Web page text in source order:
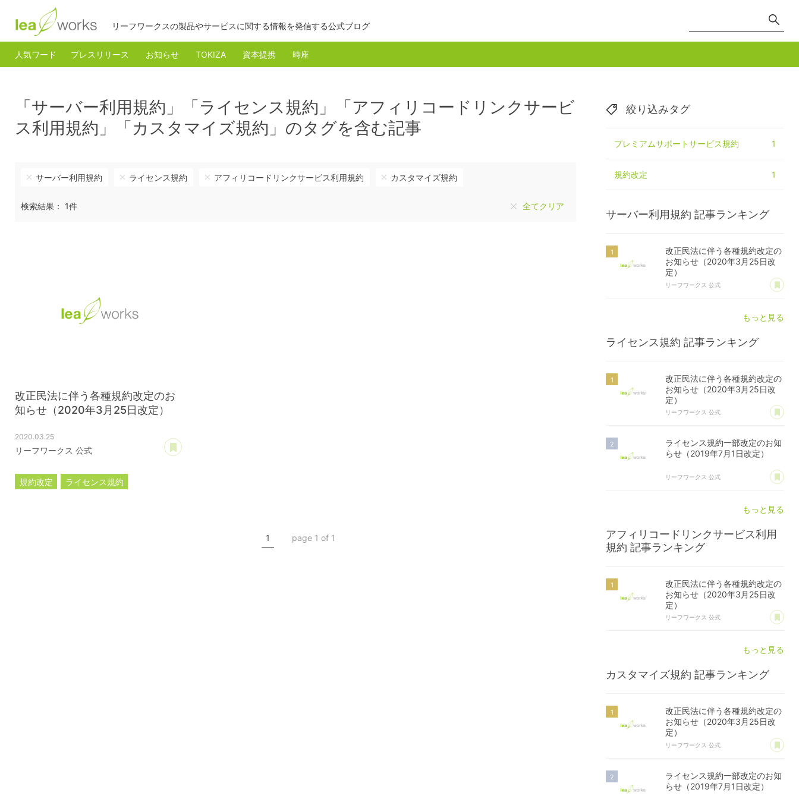
リーフワークスの製品やサービスに関する情報を発信する公式ブログ
人気ワード プレスリリース お知らせ TOKIZA 資本提携 時座
「サーバー利用規約」「ライセンス規約」「アフィリコードリンクサービ
ス利用規約」「カスタマイズ規約」のタグを含む記事
サーバー利用規約 ライセンス規約 アフィリコードリンクサービス利用規約 カスタマイズ規約
検索結果： 1件 全てクリア
改正民法に伴う各種規約改定のお
知らせ（2020年3月25日改定）
2020.03.25
リーフワークス 公式
規約改定
ライセンス規約
1 page 1 of 1
絞り込みタグ
プレミアムサポートサービス規約 1
規約改定 1
サーバー利用規約 記事ランキング
改正民法に伴う各種規約改定の
お知らせ（2020年3月25日改
定）
リーフワークス 公式 あ
もっと見る
ライセンス規約 記事ランキング
改正民法に伴う各種規約改定の
お知らせ（2020年3月25日改
定）
リーフワークス 公式 あ
ライセンス規約一部改定のお知
らせ（2019年7月1日改定）
リーフワークス 公式 あ
もっと見る
アフィリコードリンクサービス利用
規約 記事ランキング
改正民法に伴う各種規約改定の
お知らせ（2020年3月25日改
定）
リーフワークス 公式 あ
もっと見る
カスタマイズ規約 記事ランキング
改正民法に伴う各種規約改定の
お知らせ（2020年3月25日改
定）
リーフワークス 公式 あ
ライセンス規約一部改定のお知
らせ（2019年7月1日改定）